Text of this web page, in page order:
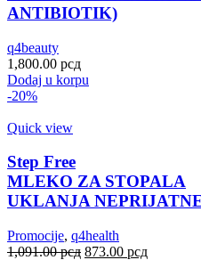
ANTIBIOTIK)
q4beauty
1,800.00 рсд
Dodaj u korpu
-20%
Quick view
Step Free
MLEKO ZA STOPALA
UKLANJA
Promocije, q4health
1,091.00рсд Оригинална
873.00 рсдТренутна